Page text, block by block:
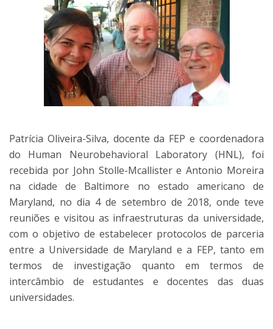
Patrícia Oliveira-Silva, docente da FEP e coordenadora
do Human Neurobehavioral Laboratory (HNL), foi
recebida por John Stolle-Mcallister e Antonio Moreira
na cidade de Baltimore no estado americano de
Maryland, no dia 4 de setembro de 2018, onde teve
reuniões e visitou as infraestruturas da universidade,
com o objetivo de estabelecer protocolos de parceria
entre a Universidade de Maryland e a FEP, tanto em
termos de investigação quanto em termos de
intercâmbio de estudantes e docentes das duas
universidades.